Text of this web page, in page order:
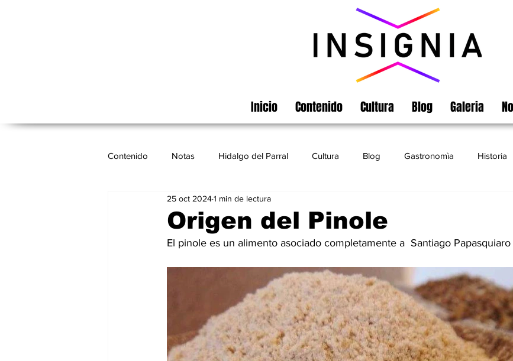
Inicio Contenido Cultura Blog Galeria
Contenido Notas Hidalgo del Parral Cultura Blog Gastronomìa Historia
Cinematografía México Turismo
Origen del Pinole
25 oct 20241 min de lectura
El pinole es un alimento asociado completamente a  Santiago